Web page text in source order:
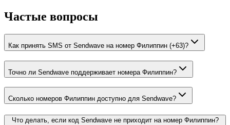
Частые вопросы
Как принять SMS от Sendwave на номер Филиппин (+63)?
Точно ли Sendwave поддерживает номера Филиппин?
Сколько номеров Филиппин доступно для Sendwave?
Что делать, если код Sendwave не приходит на номер Филиппин?